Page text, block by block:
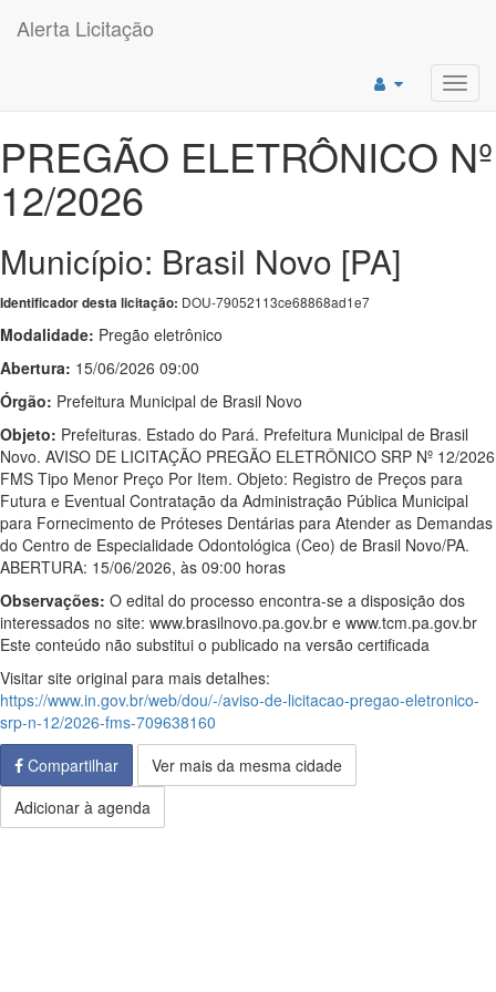
Alerta Licitação
PREGÃO ELETRÔNICO Nº
12/2026
Município: Brasil Novo [PA]
Identificador desta licitação: DOU-79052113ce68868ad1e7
Modalidade: Pregão eletrônico
Abertura: 15/06/2026 09:00
Órgão: Prefeitura Municipal de Brasil Novo
Objeto: Prefeituras. Estado do Pará. Prefeitura Municipal de Brasil
Novo. AVISO DE LICITAÇÃO PREGÃO ELETRÔNICO SRP Nº 12/2026
FMS Tipo Menor Preço Por Item. Objeto: Registro de Preços para
Futura e Eventual Contratação da Administração Pública Municipal
para Fornecimento de Próteses Dentárias para Atender as Demandas
do Centro de Especialidade Odontológica (Ceo) de Brasil Novo/PA.
ABERTURA: 15/06/2026, às 09:00 horas
Observações: O edital do processo encontra-se a disposição dos
interessados no site: www.brasilnovo.pa.gov.br e www.tcm.pa.gov.br
Este conteúdo não substitui o publicado na versão certificada
Visitar site original para mais detalhes:
https://www.in.gov.br/web/dou/-/aviso-de-licitacao-pregao-eletronico-
srp-n-12/2026-fms-709638160
Compartilhar
Ver mais da mesma cidade
Adicionar à agenda